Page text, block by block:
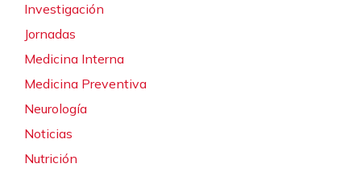
Investigación
Jornadas
Medicina Interna
Medicina Preventiva
Neurología
Noticias
Nutrición